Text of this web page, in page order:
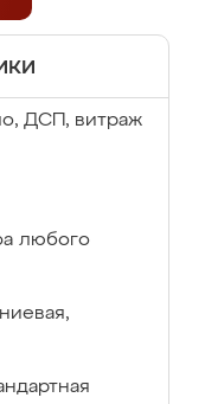
ДСП, витраж
любого